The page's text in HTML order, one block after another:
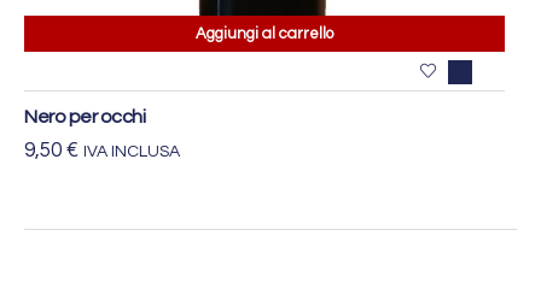
Aggiungi al carrello
Nero per occhi
9,50 € IVA INCLUSA